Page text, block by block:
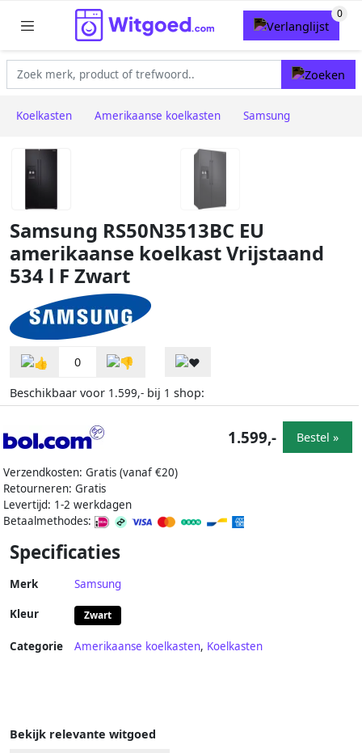
Koelkasten Amerikaanse koelkasten Samsung
Samsung RS50N3513BC EU
amerikaanse koelkast Vrijstaand
534 l F Zwart
0
Beschikbaar voor 1.599,- bij 1 shop:
Verzendkosten: Gratis (vanaf €20)
Retourneren: Gratis
Levertijd: 1-2 werkdagen
Betaalmethodes:
1.599,- Bestel »
Specificaties
Merk Samsung
Kleur Zwart
Categorie Amerikaanse koelkasten, Koelkasten
Bekijk relevante witgoed